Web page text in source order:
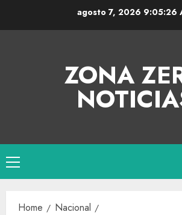
agosto 7, 2026 9:05:27
ZONA
Home
Nacional